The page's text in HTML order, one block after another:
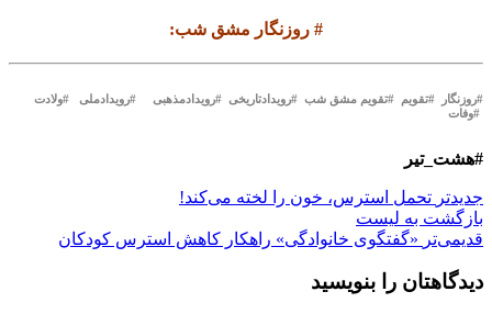
# روزنگار مشق شب:
#روزنگار #تقویم #تقویم مشق شب #رویدادتاریخی #رویدادمذهبی #رویدادملی #ولادت
#وفات
#هشت_تیر
جدیدتر تحمل استرس، خون را لخته می‌کند!
بازگشت بە لیست
قدیمی‌تر «گفتگوی خانوادگی» راهکار کاهش استرس کودکان
دیدگاهتان را بنویسید